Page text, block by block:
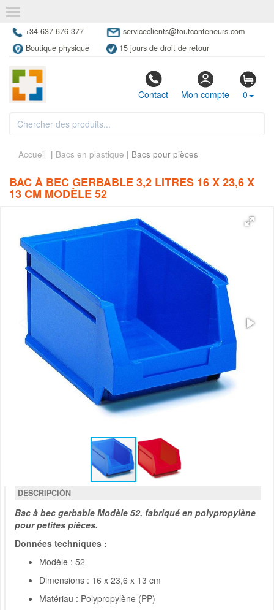
+34 637 676 377
serviceclients@toutconteneurs.com
Boutique physique
15 jours de droit de retour
Contact Mon compte 0
Accueil | Bacs en plastique | Bacs pour pièces
BAC À BEC GERBABLE 3,2 LITRES 16 X 23,6 X
13 CM MODÈLE 52
DESCRIPCIÓN
Bac à bec gerbable Modèle 52, fabriqué en polypropylène
pour petites pièces.
Données techniques :
Modèle : 52
Dimensions : 16 x 23,6 x 13 cm
Matériau : Polypropylène (PP)